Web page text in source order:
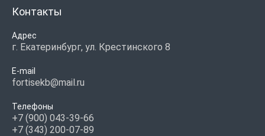
Контакты
Адрес
г. Екатеринбург, ул. Крестинского 8
E-mail
fortisekb@mail.ru
Телефоны
+7 (900) 043-39-66
+7 (343) 200-07-89